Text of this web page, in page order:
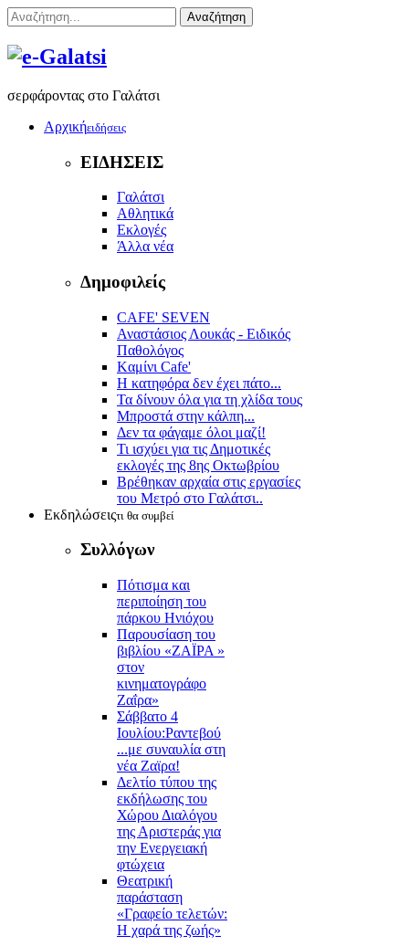
Αναζήτηση
σερφάροντας στο Γαλάτσι
Αρχικήειδήσεις
ΕΙΔΗΣΕΙΣ
Γαλάτσι
Αθλητικά
Εκλογές
Άλλα νέα
Δημοφιλείς
CAFE' SEVEN
Αναστάσιος Λουκάς - Ειδικός
Παθολόγος
Kαμίνι Cafe'
Η κατηφόρα δεν έχει πάτο...
Τα δίνουν όλα για τη χλίδα τους
Μπροστά στην κάλπη...
Δεν τα φάγαμε όλοι μαζί!
Τι ισχύει για τις Δημοτικές
εκλογές της 8ης Οκτωβρίου
Βρέθηκαν αρχαία στις εργασίες
του Μετρό στο Γαλάτσι..
Εκδηλώσειςτι θα συμβεί
Συλλόγων
Πότισμα και
περιποίηση του
πάρκου Ηνιόχου
Παρουσίαση του
βιβλίου «ΖΑΪΡΑ »
στον
κινηματογράφο
Ζαΐρα»
Σάββατο 4
Ιουλίου:Ραντεβού
...με συναυλία στη
νέα Ζαϊρα!
Δελτίο τύπου της
εκδήλωσης του
Χώρου Διαλόγου
της Αριστεράς για
την Ενεργειακή
φτώχεια
Θεατρική
παράσταση
«Γραφείο τελετών:
Η χαρά της ζωής»